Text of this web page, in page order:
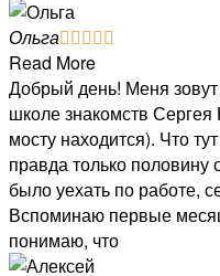
Ольга    
Read More
Добрый день! Меня
школе знакомств Сергея
мосту находится). Что
правда только
было уехать по работе,
Вспоминаю первые
понимаю, что